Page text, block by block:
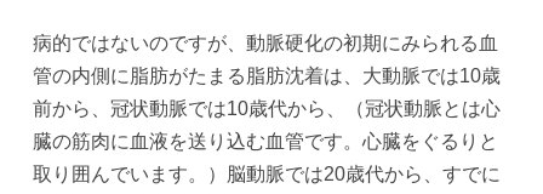
病的ではないのですが、動脈硬化の初期にみられる血
管の内側に脂肪がたまる脂肪沈着は、大動脈では10歳
前から、冠状動脈では10歳代から、（冠状動脈とは心
臓の筋肉に血液を送り込む血管です。心臓をぐるりと
取り囲んでいます。）脳動脈では20歳代から、すでに